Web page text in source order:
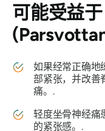
可能受益于
如果经常正确地
部紧张，并改善
痛。.
轻度坐骨神经痛
的紧张感。.